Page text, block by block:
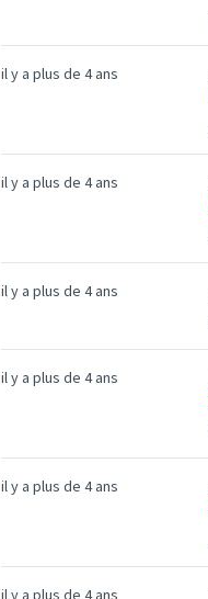
il y a plus de 4 ans
il y a plus de 4 ans
il y a plus de 4 ans
il y a plus de 4 ans
il y a plus de 4 ans
il y a plus de 4 ans